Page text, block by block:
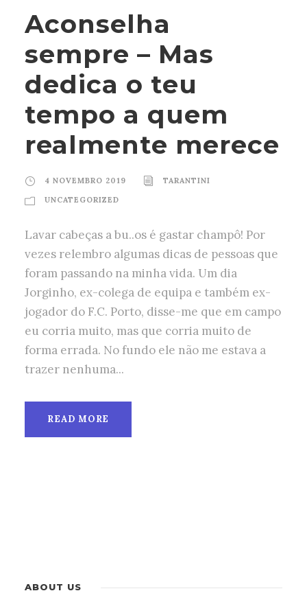
Aconselha
sempre – Mas
dedica o teu
tempo a quem
realmente merece
4 NOVEMBRO 2019
TARANTINI
UNCATEGORIZED
Lavar cabeças a bu..os é gastar champô! Por
vezes relembro algumas dicas de pessoas que
foram passando na minha vida. Um dia
Jorginho, ex-colega de equipa e também ex-
jogador do F.C. Porto, disse-me que em campo
eu corria muito, mas que corria muito de
forma errada. No fundo ele não me estava a
trazer nenhuma...
READ MORE
ABOUT US